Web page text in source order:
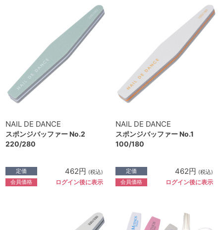
NAIL DE DANCE
スポンジバッファー No.2
220/280
定価 462円 (税込)
会員価格 ログイン後に表示
NAIL DE DANCE
スポンジバッファー No.1
100/180
定価 462円 (税込)
会員価格 ログイン後に表示